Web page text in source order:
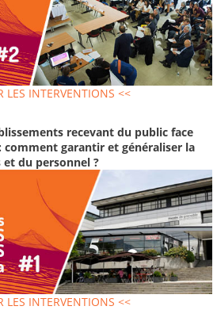
LES INTERVENTIONS <<
recevant du public face
comment garantir et généraliser la
et du personnel ?
LES INTERVENTIONS <<